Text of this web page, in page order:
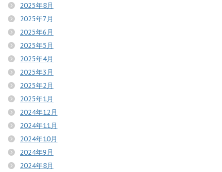
2025年8月
2025年7月
2025年6月
2025年5月
2025年4月
2025年3月
2025年2月
2025年1月
2024年12月
2024年11月
2024年10月
2024年9月
2024年8月